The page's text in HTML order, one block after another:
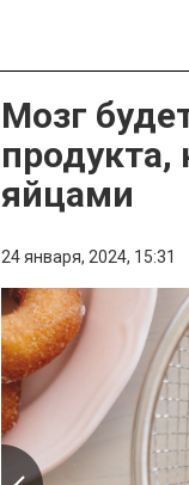
Мозг
продукта,
яйцами
24 января, 2024, 15:31